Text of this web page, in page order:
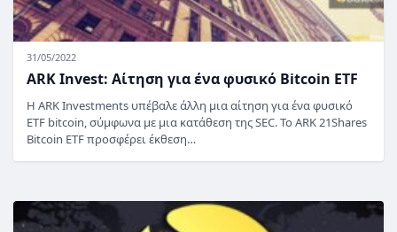
31/05/2022
ARK Invest: Αίτηση για ένα φυσικό Bitcoin ETF
Η ARK Investments υπέβαλε άλλη μια αίτηση για ένα φυσικό
ETF bitcoin, σύμφωνα με μια κατάθεση της SEC. Το ARK 21Shares
Bitcoin ETF προσφέρει έκθεση…